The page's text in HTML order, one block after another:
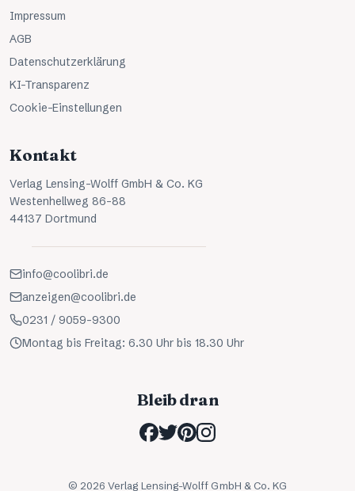
Impressum
AGB
Datenschutzerklärung
KI-Transparenz
Cookie-Einstellungen
Kontakt
Verlag Lensing-Wolff GmbH & Co. KG
Westenhellweg 86-88
44137 Dortmund
info@coolibri.de
anzeigen@coolibri.de
0231 / 9059-9300
Montag bis Freitag: 6.30 Uhr bis 18.30 Uhr
Bleib dran
© 2026 Verlag Lensing-Wolff GmbH & Co. KG